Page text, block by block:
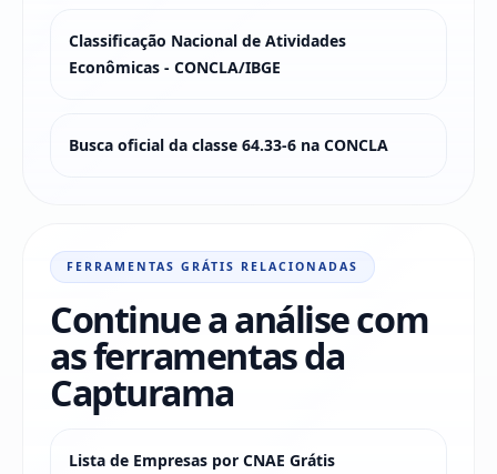
Classificação Nacional de Atividades
Econômicas - CONCLA/IBGE
Busca oficial da classe 64.33-6 na CONCLA
FERRAMENTAS GRÁTIS RELACIONADAS
Continue a análise com
as ferramentas da
Capturama
Lista de Empresas por CNAE Grátis